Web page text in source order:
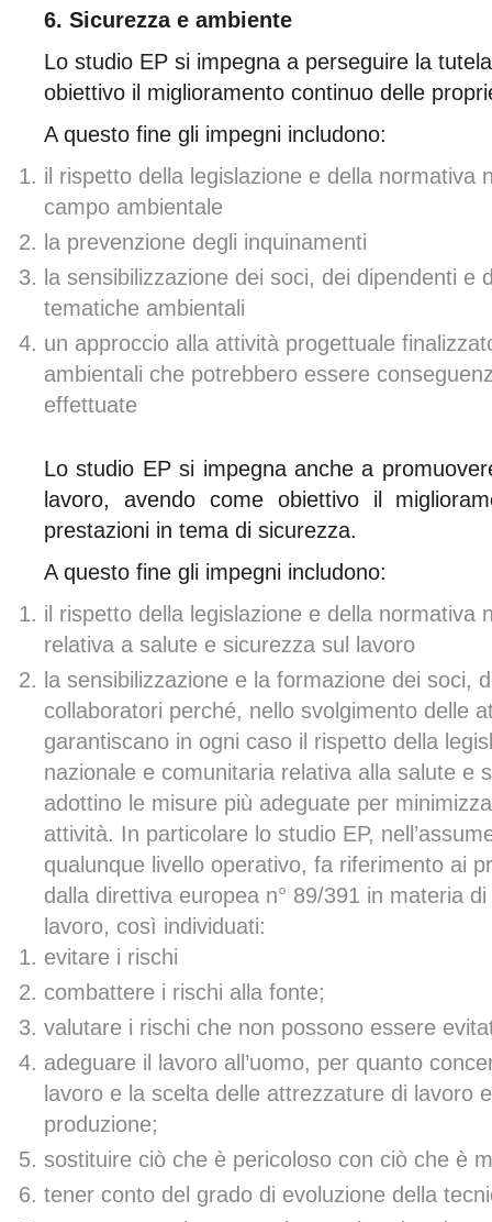
6. Sicurezza e ambiente
Lo studio EP si impegna a perseguire la
obiettivo il miglioramento continuo delle
A questo fine gli impegni includono:
il rispetto della legislazione e della normativa
campo ambientale
la prevenzione degli inquinamenti
la sensibilizzazione dei soci, dei dipendenti e
tematiche ambientali
un approccio alla attività progettuale
ambientali che potrebbero essere
effettuate
Lo studio EP si impegna anche a
lavoro, avendo come obiettivo il
prestazioni in tema di sicurezza.
A questo fine gli impegni includono:
il rispetto della legislazione e della normativa
relativa a salute e sicurezza sul lavoro
la sensibilizzazione e la formazione dei soci,
collaboratori perché, nello svolgimento delle
garantiscano in ogni caso il rispetto della
nazionale e comunitaria relativa alla salute e
adottino le misure più adeguate per
attività. In particolare lo studio EP,
qualunque livello operativo, fa riferimento ai
dalla direttiva europea n° 89/391 in materia
lavoro, così individuati:
evitare i rischi
combattere i rischi alla fonte;
valutare i rischi che non possono essere
adeguare il lavoro all’uomo, per quanto
lavoro e la scelta delle attrezzature di lavoro
produzione;
sostituire ciò che è pericoloso con ciò che è
tener conto del grado di evoluzione della